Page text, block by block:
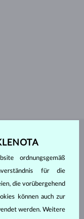
ATELIER
ordnungsgemäß
für die
die vorübergehend
können auch zur
werden. Weitere